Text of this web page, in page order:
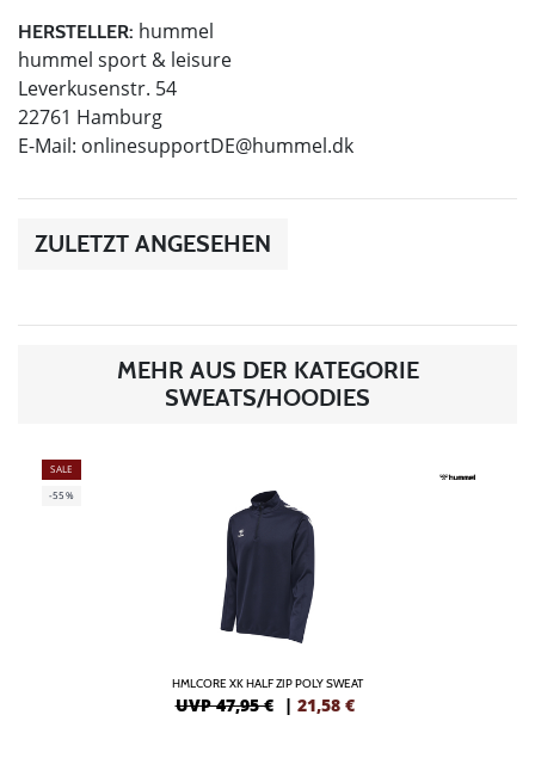
HERSTELLER: hummel
hummel sport & leisure
Leverkusenstr. 54
22761 Hamburg
E-Mail: onlinesupportDE@hummel.dk
ZULETZT ANGESEHEN
MEHR AUS DER KATEGORIE
SWEATS/HOODIES
SALE
-55%
HMLCORE XK HALF ZIP POLY SWEAT
UVP 47,95 € | 21,58 €